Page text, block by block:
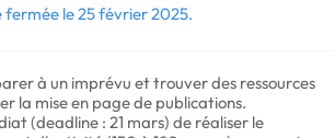
fermée le 25 février 2025.
à un imprévu et trouver des ressources
la mise en page de publications.
(deadline : 21 mars) de réaliser le